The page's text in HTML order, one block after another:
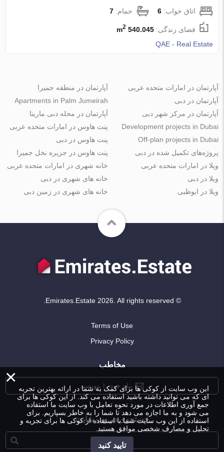
اتاق خواب:6 حمام:7
فضای زندگی:540.045 m
2
QAE - Real Estate
آپارتمان در امارات متحده عربی
آپارتمان در دبی
آپارتمان در مرکز شهر دبی
آپارتمان در منطقه جمیرا
Apartments in Palm Jumeirah
آپارتمان در محله دبی مارینا
Development projects in Dubai
Off-plan projects in Dubai
پروژه‌های تکمیل شده در دبی
پنت هاوس در امارات متحده عربی
پنت هاوس در دبی
پنت هاوس در جزیره نخل جمیرا
ویلا در امارات متحده عربی
ویلا در دبی
ویلا در ابوظبی
خانه شهری در امارات متحده عربی
خانه های شهری در دبی
خانه های شهری در زمین دبی
© Emirates.Estate 2026. All rights reserved.
Terms of Use
Privacy Policy
مخاطب
پیام خود را بنویسید
جستجوی در وب سایت
×
این وب سایت از کوکی ها برای کمک به شما در ارائه بهترین تجربه
ای که می توانید داشته باشید استفاده می کند. از این کوکی ها برای
جمع آوری اطلاعات در مورد نحوه تعامل با وب سایت ما استفاده
می شود و به ما اجازه می دهد تا شما را به خاطر بسپاریم. برای
استفاده از این وب سایت شما با استفاده از کوکی ها برای تجزیه و
تحلیل و مصارف شخصی موافق هستید.
تایید کنید